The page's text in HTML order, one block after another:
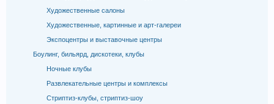
Художественные салоны
Художественные, картинные и арт-галереи
Экспоцентры и выставочные центры
Боулинг, бильярд, дискотеки, клубы
Ночные клубы
Развлекательные центры и комплексы
Стриптиз-клубы, стриптиз-шоу